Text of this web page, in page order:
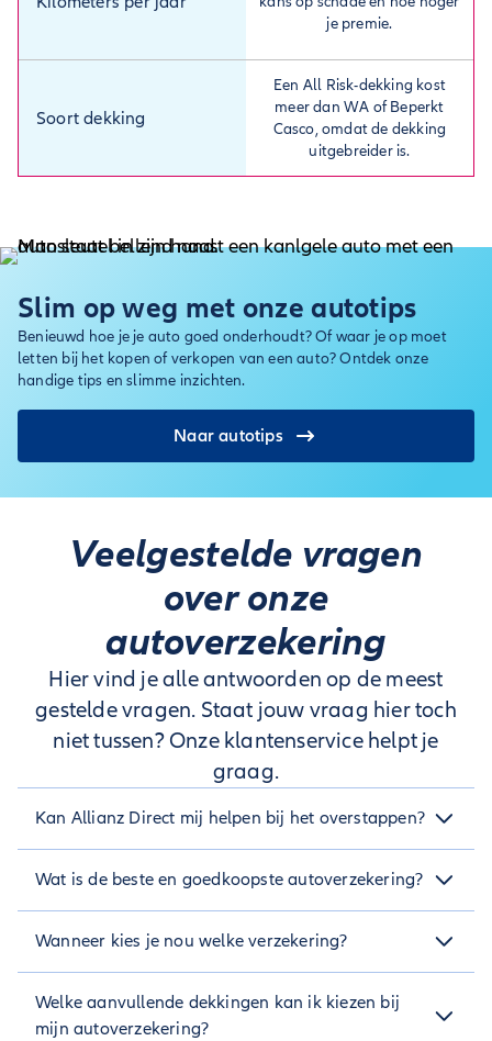
Soort dekking
je premie.
Een All Risk-dekking kost
meer dan WA of Beperkt
Casco, omdat de dekking
uitgebreider is.
Slim op weg met onze autotips
Benieuwd hoe je je auto goed onderhoudt? Of waar je op moet
letten bij het kopen of verkopen van een auto? Ontdek onze
handige tips en slimme inzichten.
Naar autotips
Veelgestelde vragen
over onze
autoverzekering
Hier vind je alle antwoorden op de meest
gestelde vragen. Staat jouw vraag hier toch
niet tussen? Onze klantenservice helpt je
graag.
Kan Allianz Direct mij helpen bij het overstappen?
onze opzegservice. Check deopzegtermijnvan je
verzekeraar en vul de gegevens in.
Alles ingevuld? Dan wordt de rest voor je geregeld en zorgen
wij voor een soepele overgang naar jouw Allianz Direct
verzekering.
Wat is de beste en goedkoopste autoverzekering?
Direct. Bij ons bespaar je namelijk gemiddeld €300 per jaar
gekozen autoverzekering op Independer en
Autoverzekering.nl. Benieuwd hoeveel jij kunt besparen?
Wanneer kies je nou welke verzekering?
All Risk? Indeze videoleggen we het verschil uit.
Welke aanvullende dekkingen kan ik kiezen bij
mijn autoverzekering?